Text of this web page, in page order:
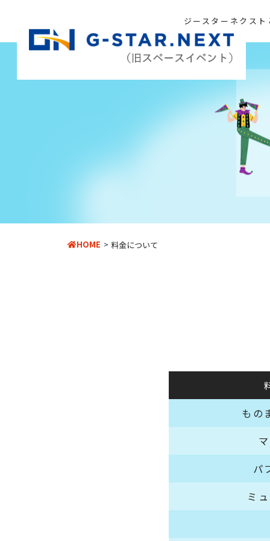
ジースターネクスト
HOME 料金について
もの
パ
ミ